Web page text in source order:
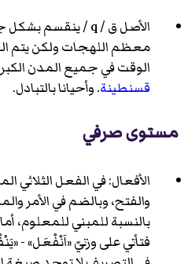
الأصل/ q / ق ينقسم بشكل
معظم اللهجات ولكن يتم
الوقت في جميع المدن
قسنطينة. وأحيانا بالتبادل.
مستوى صرفي
الأفعال: في الفعل الثلاثي
والفتح، وبالضم في الأمر
بالنسبة للمبني للمعلوم،
فتأتي على وزنيّ «اَنْفْعَل» -